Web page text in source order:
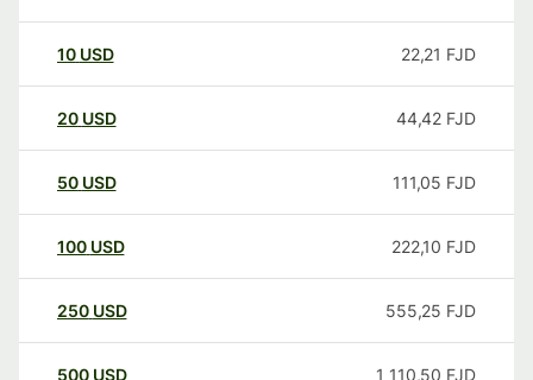
10 USD 22,21 FJD
20 USD 44,42 FJD
50 USD 111,05 FJD
100 USD 222,10 FJD
250 USD 555,25 FJD
500 USD 1 110,50 FJD